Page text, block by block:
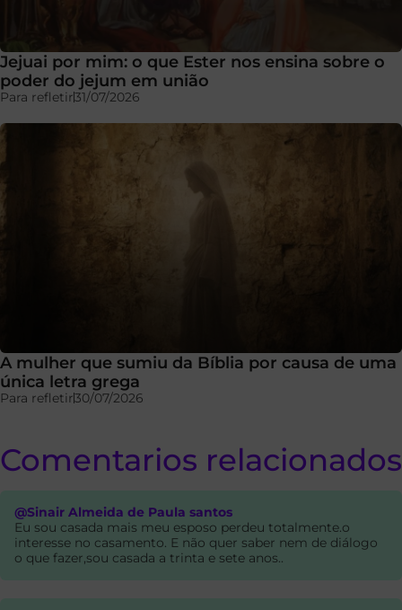
Jejuai por mim: o que Ester nos ensina sobre o
poder do jejum em união
Para refletir31/07/2026
A mulher que sumiu da Bíblia por causa de uma
única letra grega
Para refletir30/07/2026
Comentarios relacionados
@Sinair Almeida de Paula santos
Eu sou casada mais meu esposo perdeu totalmente.o
interesse no casamento. E não quer saber nem de diálogo
o que fazer,sou casada a trinta e sete anos..